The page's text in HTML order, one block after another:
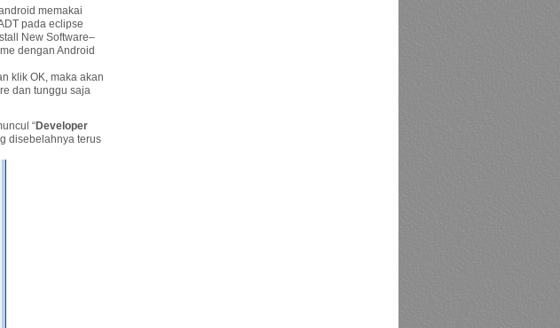
memakai
pada eclipse
New Software–
dengan Android
klik OK, maka akan
dan tunggu saja
“Developer
disebelahnya terus